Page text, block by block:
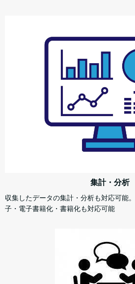
集計・分析
収集したデータの集計・分析も対応可能
子・電子書籍化・書籍化も対応可能